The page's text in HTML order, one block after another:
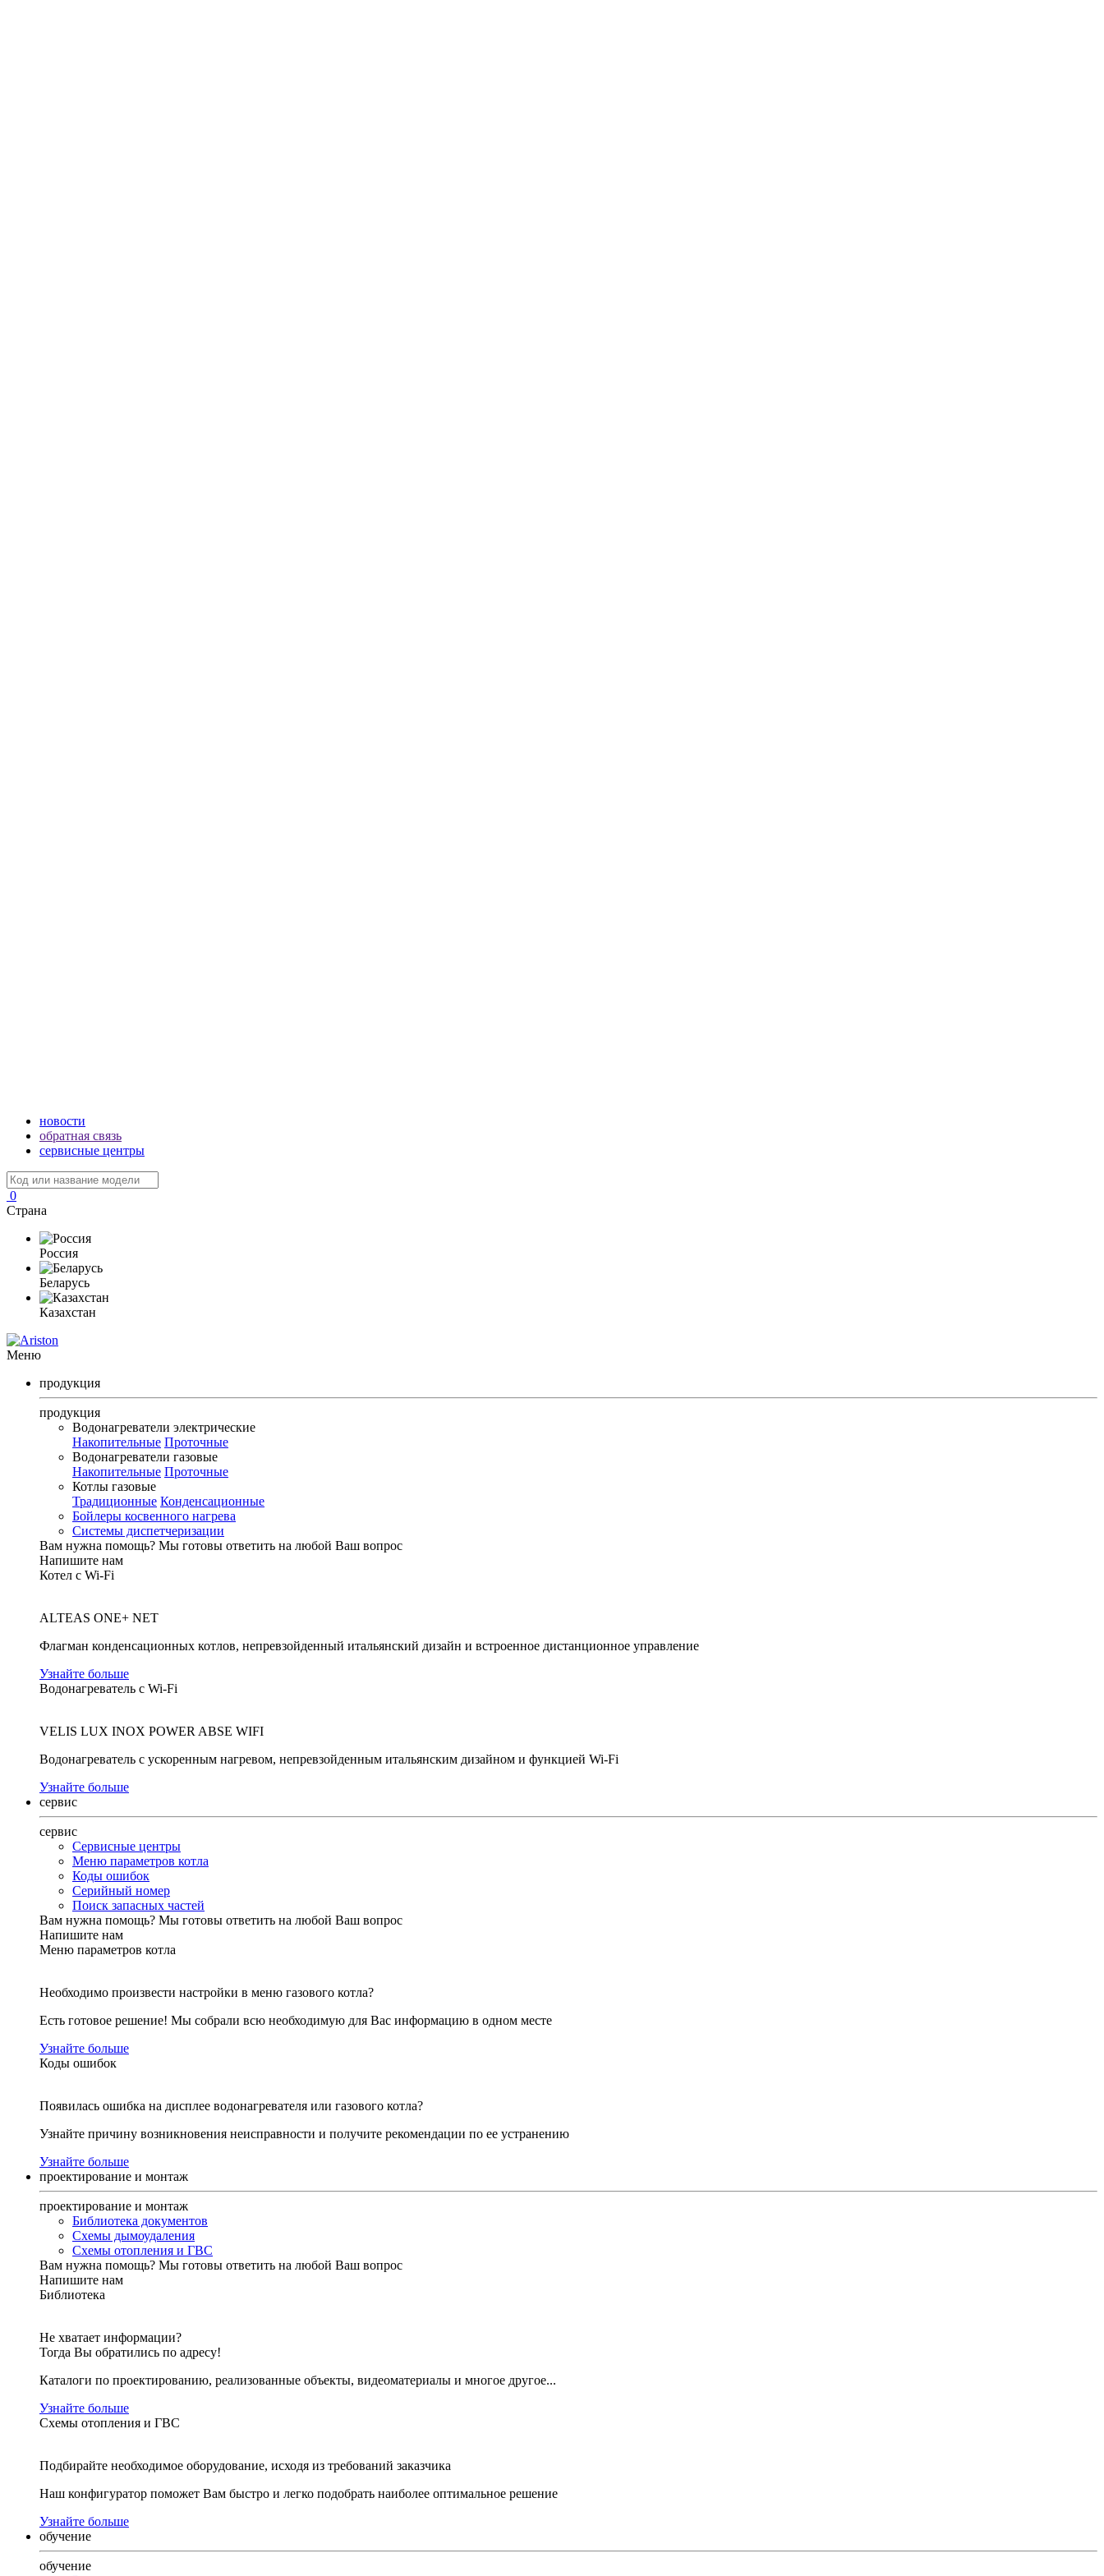
новости
обратная связь
сервисные центры
0
Страна
Россия
Беларусь
Казахстан
Меню
продукция
продукция
Водонагреватели электрические
Накопительные Проточные
Водонагреватели газовые
Накопительные Проточные
Котлы газовые
Традиционные Конденсационные
Бойлеры косвенного нагрева
Системы диспетчеризации
Вам нужна помощь? Мы готовы ответить на любой Ваш вопрос
Напишите нам
Котел с Wi-Fi
ALTEAS ONE+ NET
Флагман конденсационных котлов, непревзойденный итальянский дизайн и встроенное дистанционное управление
Узнайте больше
Водонагреватель с Wi-Fi
VELIS LUX INOX POWER ABSE WIFI
Водонагреватель с ускоренным нагревом, непревзойденным итальянским дизайном и функцией Wi-Fi
Узнайте больше
сервис
сервис
Сервисные центры
Меню параметров котла
Коды ошибок
Серийный номер
Поиск запасных частей
Вам нужна помощь? Мы готовы ответить на любой Ваш вопрос
Напишите нам
Меню параметров котла
Необходимо произвести настройки в меню газового котла?
Есть готовое решение! Мы собрали всю необходимую для Вас информацию в одном месте
Узнайте больше
Коды ошибок
Появилась ошибка на дисплее водонагревателя или газового котла?
Узнайте причину возникновения неисправности и получите рекомендации по ее устранению
Узнайте больше
проектирование и монтаж
проектирование и монтаж
Библиотека документов
Схемы дымоудаления
Схемы отопления и ГВС
Вам нужна помощь? Мы готовы ответить на любой Ваш вопрос
Напишите нам
Библиотека
Не хватает информации?
Тогда Вы обратились по адресу!
Каталоги по проектированию, реализованные объекты, видеоматериалы и многое другое...
Узнайте больше
Схемы отопления и ГВС
Подбирайте необходимое оборудование, исходя из требований заказчика
Наш конфигуратор поможет Вам быстро и легко подобрать наиболее оптимальное решение
Узнайте больше
обучение
обучение